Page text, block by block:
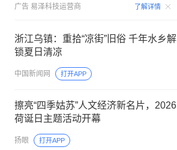
广告 易泽科技运营商 了解详情
浙江乌镇：重拾“凉街”旧俗 千年水乡解
锁夏日清凉
中国新闻网 打开APP
擦亮“四季姑苏”人文经济新名片，2026
荷诞日主题活动开幕
扬眼 打开APP